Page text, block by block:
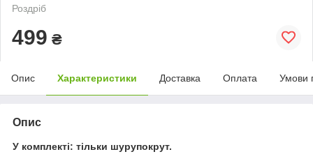
Роздріб
499 ₴
Опис Характеристики Доставка Оплата Умови
Опис
У комплекті: тільки шурупокрут.